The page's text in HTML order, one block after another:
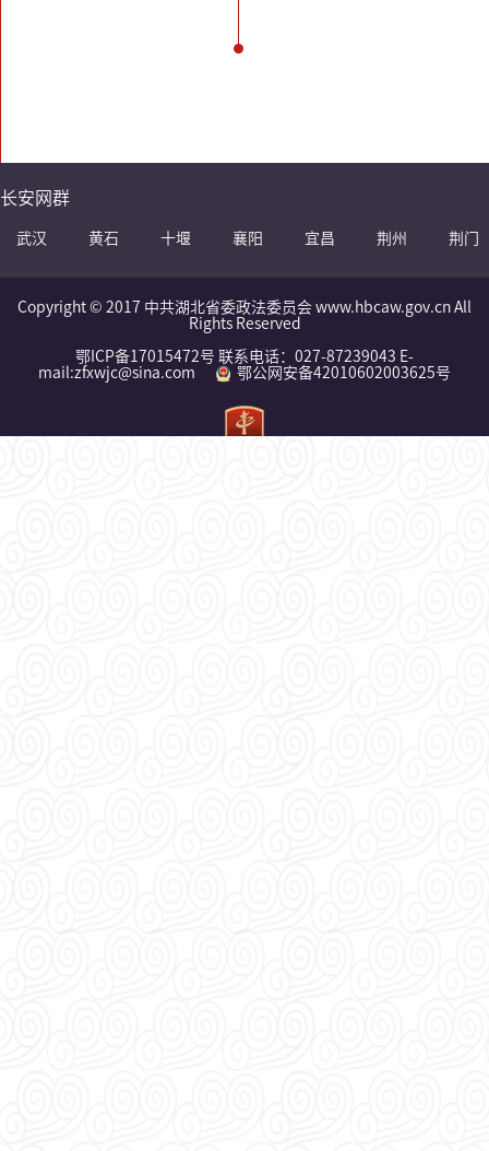
长安网群
武汉 黄石 十堰 襄阳 宜昌 荆州 荆门
Copyright © 2017 中共湖北省委政法委员会 www.hbcaw.gov.cn All
Rights Reserved
鄂ICP备17015472号 联系电话：027-87239043 E-
mail:zfxwjc@sina.com
鄂公网安备42010602003625号